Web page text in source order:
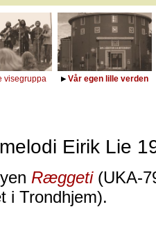
visegruppa Vår egen lille verden
Eirik Lie
Ræggeti(UKA-
i Trondhjem).